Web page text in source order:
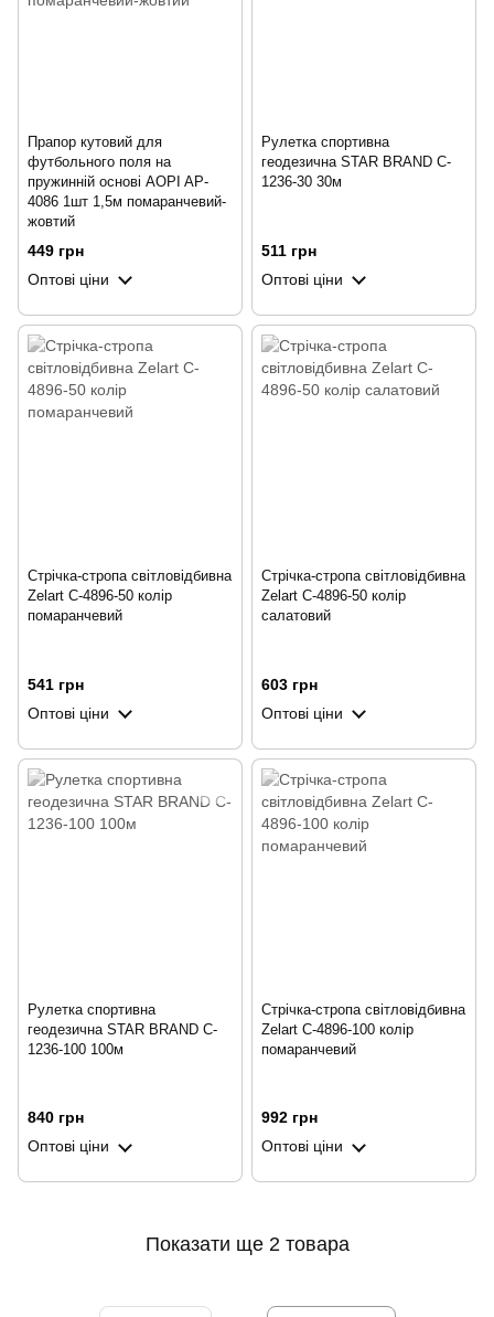
Прапор кутовий для
футбольного поля на
пружинній основі AOPI AP-
4086 1шт 1,5м помаранчевий-
жовтий
449 грн
Оптові ціни
Рулетка спортивна
геодезична STAR BRAND C-
1236-30 30м
511 грн
Оптові ціни
Стрічка-стропа світловідбивна
Zelart C-4896-50 колір
помаранчевий
541 грн
Оптові ціни
Стрічка-стропа світловідбивна
Zelart C-4896-50 колір
салатовий
603 грн
Оптові ціни
Рулетка спортивна
геодезична STAR BRAND C-
1236-100 100м
840 грн
Оптові ціни
Стрічка-стропа світловідбивна
Zelart C-4896-100 колір
помаранчевий
992 грн
Оптові ціни
Показати ще 2 товара